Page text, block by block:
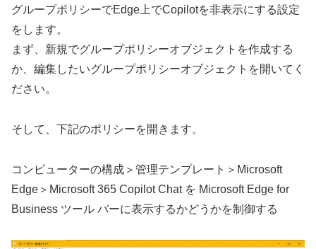
グループポリシーでEdge上でCopilotを非表示にする設定
をします。
まず、新規でグループポリシーオブジェクトを作成する
か、編集したいグループポリシーオブジェクトを開いてく
ださい。
そして、下記のポリシーを開きます。
コンピューターの構成＞管理テンプレート＞Microsoft
Edge＞Microsoft 365 Copilot Chat を Microsoft Edge for
Business ツール バーに表示するかどうかを制御する